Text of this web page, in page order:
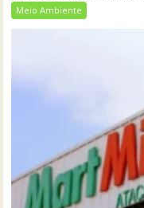
Meio Ambiente